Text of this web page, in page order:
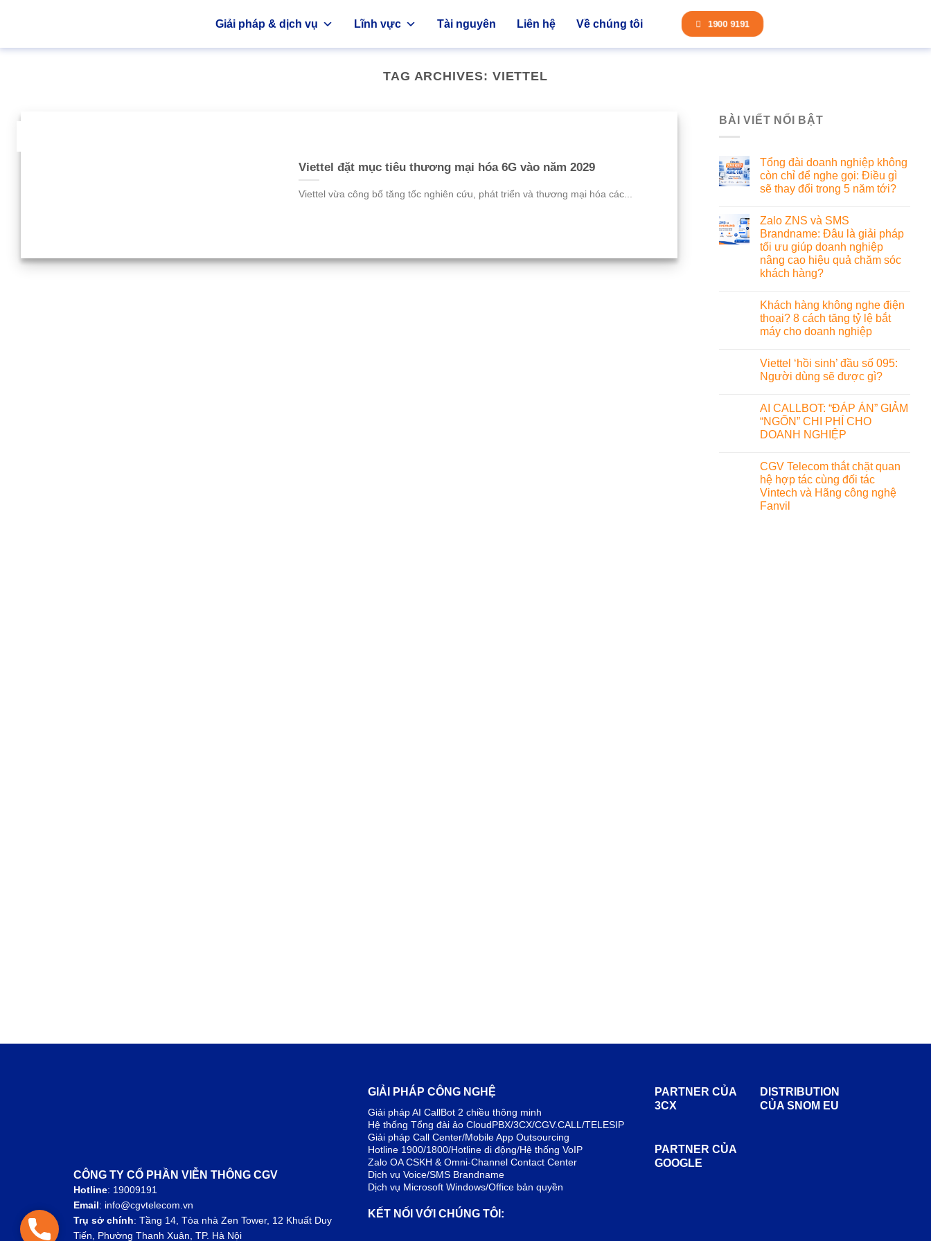
Giải pháp & dịch vụ Lĩnh vực Tài nguyên Liên hệ Về chúng tôi 1900 9191
TAG ARCHIVES: VIETTEL
Viettel đặt mục tiêu thương mại hóa 6G vào năm 2029
Viettel vừa công bố tăng tốc nghiên cứu, phát triển và thương mại hóa các...
BÀI VIẾT NỔI BẬT
Tổng đài doanh nghiệp không
còn chỉ để nghe gọi: Điều gì
sẽ thay đổi trong 5 năm tới?
Zalo ZNS và SMS
Brandname: Đâu là giải pháp
tối ưu giúp doanh nghiệp
nâng cao hiệu quả chăm sóc
khách hàng?
Khách hàng không nghe điện
thoại? 8 cách tăng tỷ lệ bắt
máy cho doanh nghiệp
Viettel ‘hồi sinh’ đầu số 095:
Người dùng sẽ được gì?
AI CALLBOT: “ĐÁP ÁN” GIẢM
“NGỐN” CHI PHÍ CHO
DOANH NGHIỆP
CGV Telecom thắt chặt quan
hệ hợp tác cùng đối tác
Vintech và Hãng công nghệ
Fanvil
CÔNG TY CỔ PHẦN VIỄN THÔNG CGV
Hotline: 19009191
Email: info@cgvtelecom.vn
Trụ sở chính: Tầng 14, Tòa nhà Zen Tower, 12 Khuất Duy
Tiến, Phường Thanh Xuân, TP. Hà Nội
GIẢI PHÁP CÔNG NGHỆ
Giải pháp AI CallBot 2 chiều thông minh
Hệ thống Tổng đài ảo CloudPBX/3CX/CGV.CALL/TELESIP
Giải pháp Call Center/Mobile App Outsourcing
Hotline 1900/1800/Hotline di động/Hệ thống VoIP
Zalo OA CSKH & Omni-Channel Contact Center
Dịch vụ Voice/SMS Brandname
Dịch vụ Microsoft Windows/Office bản quyền
KẾT NỐI VỚI CHÚNG TÔI:
PARTNER CỦA
3CX
PARTNER CỦA
GOOGLE
DISTRIBUTION
CỦA SNOM EU
Hotline: 1900 9191